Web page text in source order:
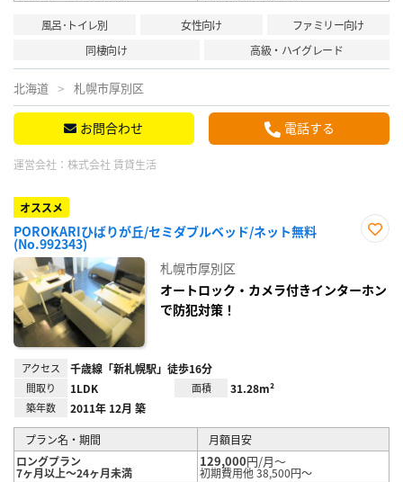
風呂･トイレ別 女性向け
ファミリー向け
同棲向け
高級・ハイグレード
北海道 札幌市厚別区
お問合わせ 電話する
運営会社： 株式会社 賃貸生活
オススメ
POROKARIひばりが丘/セミダブルベッド/ネット無料
(No.992343)
録
札幌市厚別区
オートロック・カメラ付きインターホン
で防犯対策！
アクセス 千歳線「新札幌駅」徒歩16分
間取り 1LDK 面積 31.28m²
築年数 2011年 12月 築
プラン名・期間
月額目安
ロングプラン
7ヶ月以上～24ヶ月未満
129,000円/月～
初期費用他 38,500円～